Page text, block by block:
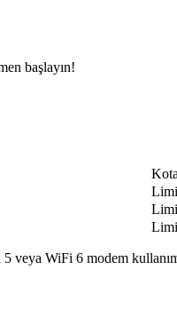
başlayın!
​​Kota
veya WiFi 6 modem